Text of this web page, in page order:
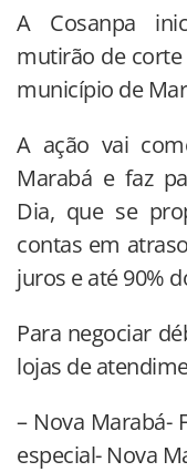
A Cosanpa
mutirão de
município de
A ação vai
Marabá e faz
Dia, que se
contas em
juros e até 90%
Para negociar
lojas de
– Nova Marabá-
especial- Nova